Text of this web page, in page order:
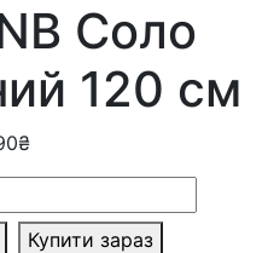
Соло
120 см
₴
Купити зараз